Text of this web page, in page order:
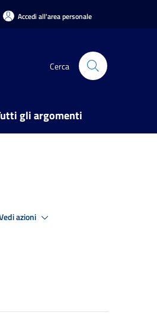
Accedi all'area personale
Cerca
gli argomenti
azioni